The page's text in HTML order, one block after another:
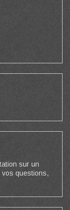
sur un
vos questions,